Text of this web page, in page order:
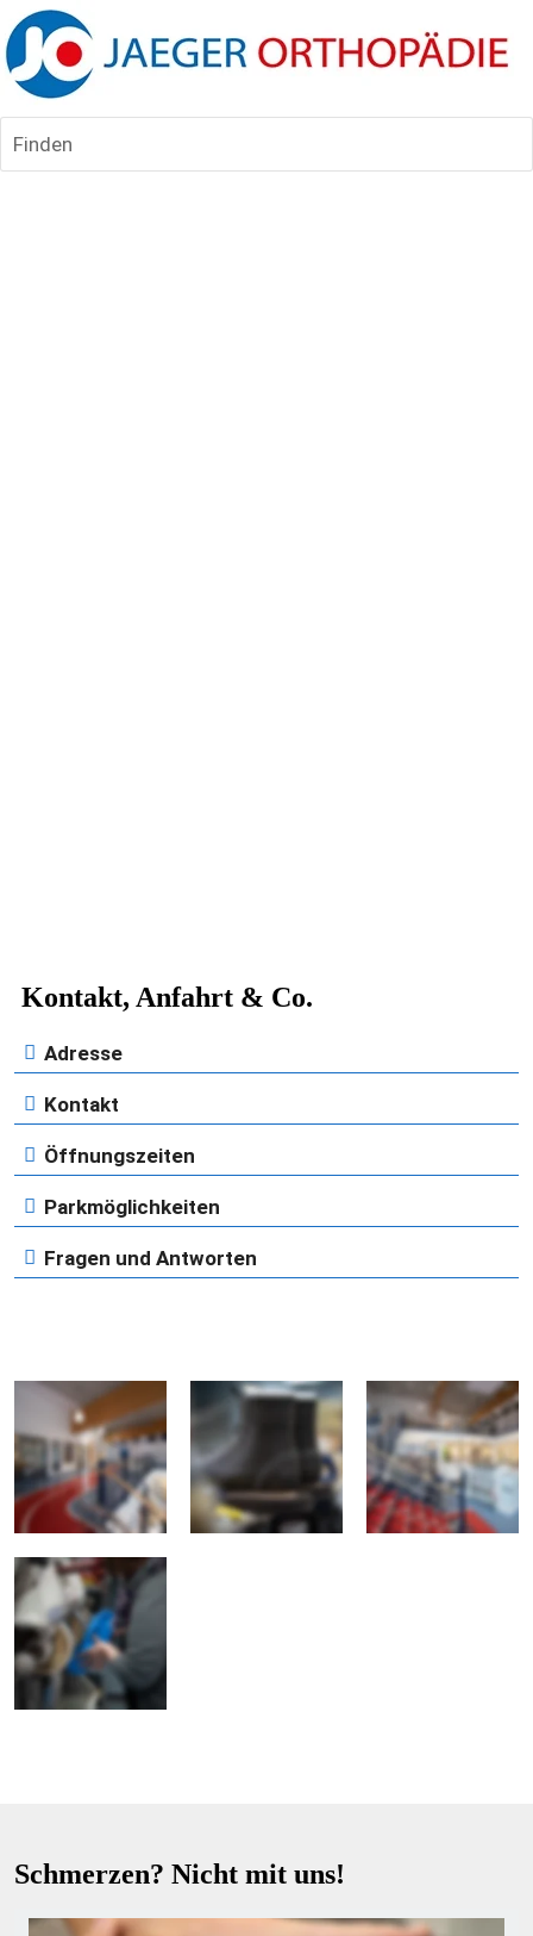
Finden
Kontakt, Anfahrt & Co.
Adresse
Kontakt
Öffnungszeiten
Parkmöglichkeiten
Fragen und Antworten
Schmerzen? Nicht mit uns!